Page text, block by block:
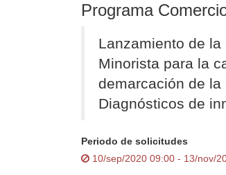
Programa
Lanzamiento de
Minorista para la
demarcación de la
Diagnósticos de
Periodo de solicitudes
10/sep/2020 09:00 - 13/nov/